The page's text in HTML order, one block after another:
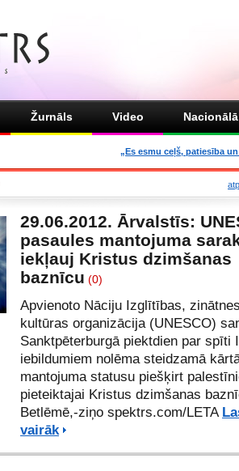
Žurnāls Video
„Es esmu ceļš, patiesība
29.06.2012. Ārvalstīs:
pasaules mantojuma
iekļauj Kristus dzimšanas
baznīcu (0)
Apvienoto Nāciju Izglītības,
kultūras organizācija (UNESCO)
Sanktpēterburgā piektdien par spīti
iebildumiem nolēma steidzamā
mantojuma statusu piešķirt
pieteiktajai Kristus dzimšanas
Betlēmē,-ziņo spektrs.com/LETA
vairāk